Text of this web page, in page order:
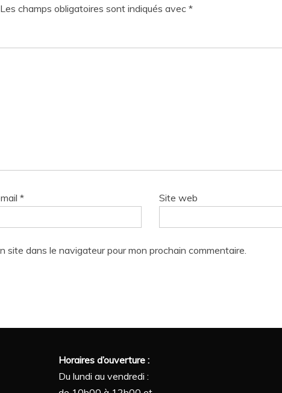
Les champs obligatoires sont indiqués avec *
* Site web
site dans le navigateur pour mon prochain commentaire.
Horaires d’ouverture :
Du lundi au vendredi :